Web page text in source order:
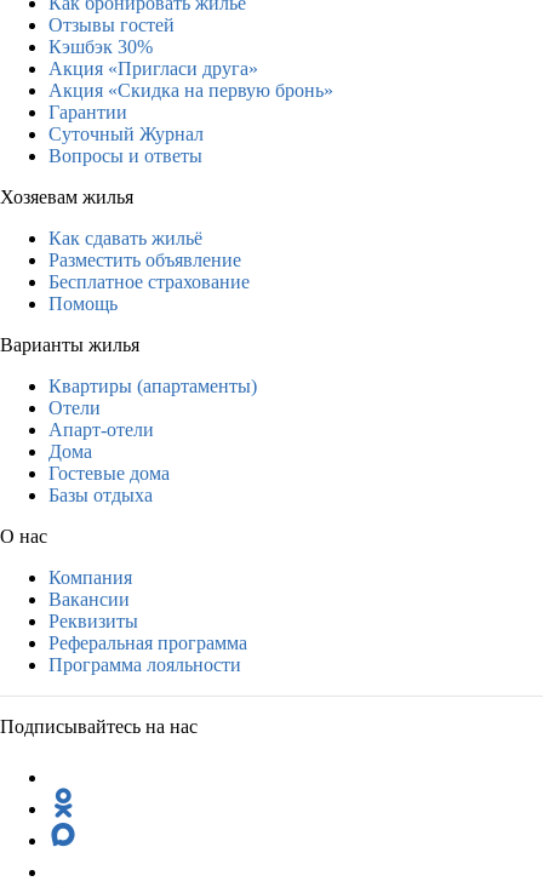
Отзывы гостей
Кэшбэк 30%
Акция «Пригласи друга»
Акция «Скидка на первую бронь»
Гарантии
Суточный Журнал
Вопросы и ответы
Хозяевам жилья
Как сдавать жильё
Разместить объявление
Бесплатное страхование
Помощь
Варианты жилья
Квартиры (апартаменты)
Отели
Апарт-отели
Дома
Гостевые дома
Базы отдыха
О нас
Компания
Вакансии
Реквизиты
Реферальная программа
Программа лояльности
Подписывайтесь на нас